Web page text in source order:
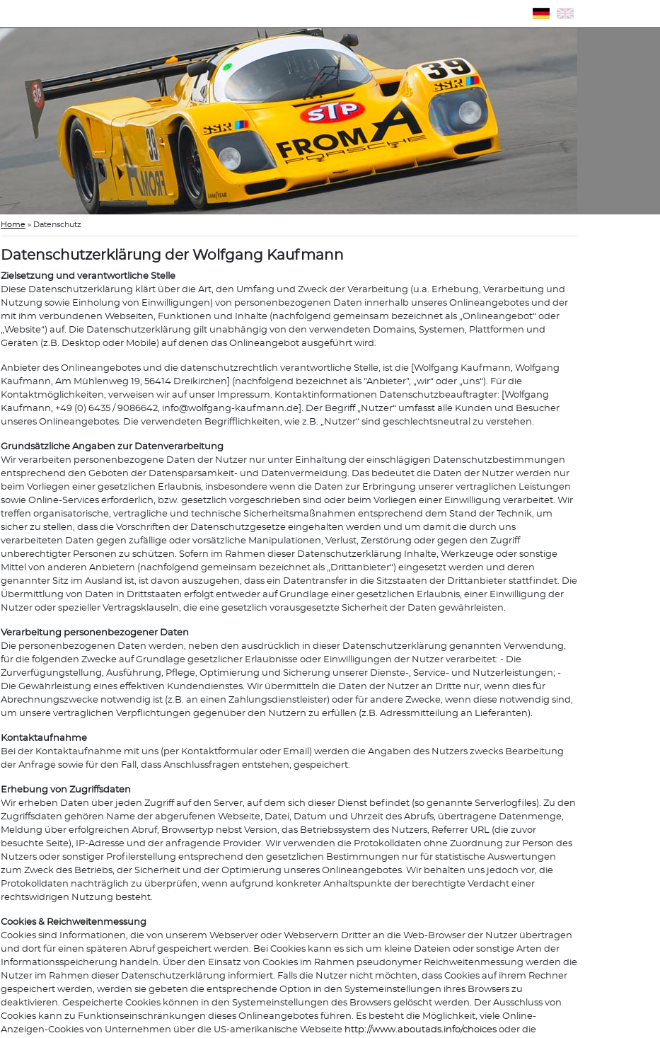
Home » Datenschutz
Datenschutzerklärung der Wolfgang Kaufmann
Zielsetzung und verantwortliche Stelle
Diese Datenschutzerklärung klärt über die Art, den Umfang und Zweck der Verarbeitung (u.a. Erhebung, Verarbeitung und
Nutzung sowie Einholung von Einwilligungen) von personenbezogenen Daten innerhalb unseres Onlineangebotes und der
mit ihm verbundenen Webseiten, Funktionen und Inhalte (nachfolgend gemeinsam bezeichnet als „Onlineangebot“ oder
„Website“) auf. Die Datenschutzerklärung gilt unabhängig von den verwendeten Domains, Systemen, Plattformen und
Geräten (z.B. Desktop oder Mobile) auf denen das Onlineangebot ausgeführt wird.
Anbieter des Onlineangebotes und die datenschutzrechtlich verantwortliche Stelle, ist die [Wolfgang Kaufmann, Wolfgang
Kaufmann, Am Mühlenweg 19, 56414 Dreikirchen] (nachfolgend bezeichnet als "Anbieter", „wir“ oder „uns“). Für die
Kontaktmöglichkeiten, verweisen wir auf unser Impressum. Kontaktinformationen Datenschutzbeauftragter: [Wolfgang
Kaufmann, +49 (0) 6435 / 9086642, info@wolfgang-kaufmann.de]. Der Begriff „Nutzer“ umfasst alle Kunden und Besucher
unseres Onlineangebotes. Die verwendeten Begrifflichkeiten, wie z.B. „Nutzer“ sind geschlechtsneutral zu verstehen.
Grundsätzliche Angaben zur Datenverarbeitung
Wir verarbeiten personenbezogene Daten der Nutzer nur unter Einhaltung der einschlägigen Datenschutzbestimmungen
entsprechend den Geboten der Datensparsamkeit- und Datenvermeidung. Das bedeutet die Daten der Nutzer werden nur
beim Vorliegen einer gesetzlichen Erlaubnis, insbesondere wenn die Daten zur Erbringung unserer vertraglichen Leistungen
sowie Online-Services erforderlich, bzw. gesetzlich vorgeschrieben sind oder beim Vorliegen einer Einwilligung verarbeitet. Wir
treffen organisatorische, vertragliche und technische Sicherheitsmaßnahmen entsprechend dem Stand der Technik, um
sicher zu stellen, dass die Vorschriften der Datenschutzgesetze eingehalten werden und um damit die durch uns
verarbeiteten Daten gegen zufällige oder vorsätzliche Manipulationen, Verlust, Zerstörung oder gegen den Zugriff
unberechtigter Personen zu schützen. Sofern im Rahmen dieser Datenschutzerklärung Inhalte, Werkzeuge oder sonstige
Mittel von anderen Anbietern (nachfolgend gemeinsam bezeichnet als „Drittanbieter“) eingesetzt werden und deren
genannter Sitz im Ausland ist, ist davon auszugehen, dass ein Datentransfer in die Sitzstaaten der Drittanbieter stattfindet. Die
Übermittlung von Daten in Drittstaaten erfolgt entweder auf Grundlage einer gesetzlichen Erlaubnis, einer Einwilligung der
Nutzer oder spezieller Vertragsklauseln, die eine gesetzlich vorausgesetzte Sicherheit der Daten gewährleisten.
Verarbeitung personenbezogener Daten
Die personenbezogenen Daten werden, neben den ausdrücklich in dieser Datenschutzerklärung genannten Verwendung,
für die folgenden Zwecke auf Grundlage gesetzlicher Erlaubnisse oder Einwilligungen der Nutzer verarbeitet: - Die
Zurverfügungstellung, Ausführung, Pflege, Optimierung und Sicherung unserer Dienste-, Service- und Nutzerleistungen; -
Die Gewährleistung eines effektiven Kundendienstes. Wir übermitteln die Daten der Nutzer an Dritte nur, wenn dies für
Abrechnungszwecke notwendig ist (z.B. an einen Zahlungsdienstleister) oder für andere Zwecke, wenn diese notwendig sind,
um unsere vertraglichen Verpflichtungen gegenüber den Nutzern zu erfüllen (z.B. Adressmitteilung an Lieferanten).
Kontaktaufnahme
Bei der Kontaktaufnahme mit uns (per Kontaktformular oder Email) werden die Angaben des Nutzers zwecks Bearbeitung
der Anfrage sowie für den Fall, dass Anschlussfragen entstehen, gespeichert.
Erhebung von Zugriffsdaten
Wir erheben Daten über jeden Zugriff auf den Server, auf dem sich dieser Dienst befindet (so genannte Serverlogfiles). Zu den
Zugriffsdaten gehören Name der abgerufenen Webseite, Datei, Datum und Uhrzeit des Abrufs, übertragene Datenmenge,
Meldung über erfolgreichen Abruf, Browsertyp nebst Version, das Betriebssystem des Nutzers, Referrer URL (die zuvor
besuchte Seite), IP-Adresse und der anfragende Provider. Wir verwenden die Protokolldaten ohne Zuordnung zur Person des
Nutzers oder sonstiger Profilerstellung entsprechend den gesetzlichen Bestimmungen nur für statistische Auswertungen
zum Zweck des Betriebs, der Sicherheit und der Optimierung unseres Onlineangebotes. Wir behalten uns jedoch vor, die
Protokolldaten nachträglich zu überprüfen, wenn aufgrund konkreter Anhaltspunkte der berechtigte Verdacht einer
rechtswidrigen Nutzung besteht.
Cookies & Reichweitenmessung
Cookies sind Informationen, die von unserem Webserver oder Webservern Dritter an die Web-Browser der Nutzer übertragen
und dort für einen späteren Abruf gespeichert werden. Bei Cookies kann es sich um kleine Dateien oder sonstige Arten der
Informationsspeicherung handeln. Über den Einsatz von Cookies im Rahmen pseudonymer Reichweitenmessung werden die
Nutzer im Rahmen dieser Datenschutzerklärung informiert. Falls die Nutzer nicht möchten, dass Cookies auf ihrem Rechner
gespeichert werden, werden sie gebeten die entsprechende Option in den Systemeinstellungen ihres Browsers zu
deaktivieren. Gespeicherte Cookies können in den Systemeinstellungen des Browsers gelöscht werden. Der Ausschluss von
Cookies kann zu Funktionseinschränkungen dieses Onlineangebotes führen. Es besteht die Möglichkeit, viele Online-
Anzeigen-Cookies von Unternehmen über die US-amerikanische Webseite http://www.aboutads.info/choices oder die